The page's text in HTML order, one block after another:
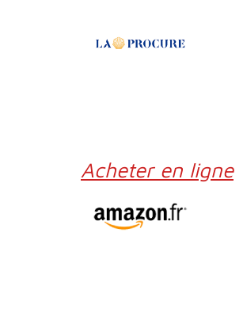
Acheter en ligne